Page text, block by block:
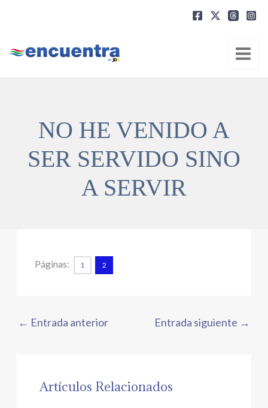
NO HE VENIDO A
SER SERVIDO SINO
A SERVIR
Páginas: 1 2
← Entrada anterior Entrada siguiente →
Artículos Relacionados